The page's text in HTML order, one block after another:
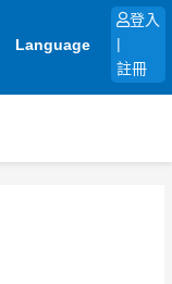
Language
登入
註冊